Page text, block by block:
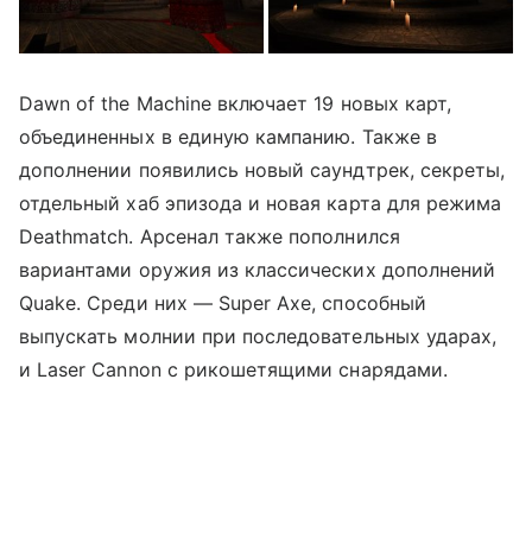
Dawn of the Machine включает 19 новых карт,
объединенных в единую кампанию. Также в
дополнении появились новый саундтрек, секреты,
отдельный хаб эпизода и новая карта для режима
Deathmatch. Арсенал также пополнился
вариантами оружия из классических дополнений
Quake. Среди них — Super Axe, способный
выпускать молнии при последовательных ударах,
и Laser Cannon с рикошетящими снарядами.